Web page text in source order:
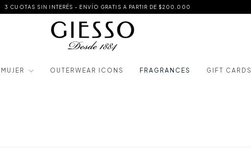
3 CUOTAS SIN INTERÉS - ENVÍO GRATIS A PARTIR DE $200.000
MUJER OUTERWEAR ICONS FRAGRANCES GIFT CARDS